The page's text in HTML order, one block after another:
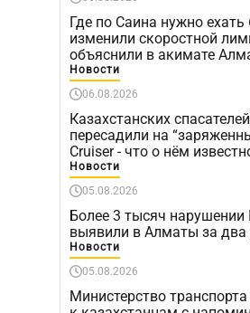
Где по Саина нужно ехать
изменили скоростной
объяснили в акимате
Новости
06.08.2026
Казахстанских спасателей
пересадили на
Cruiser - что о нём
Новости
05.08.2026
Более 3 тысяч
выявили в Алматы за два
Новости
05.08.2026
Министерство